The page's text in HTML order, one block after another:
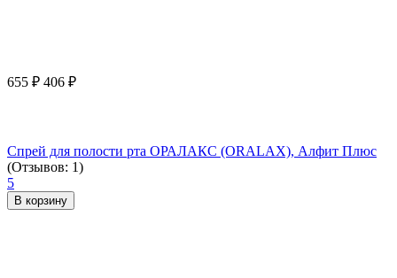
655 ₽ 406 ₽
Спрей для полости рта ОРАЛАКС (ORALAX), Алфит Плюс
(Отзывов: 1)
5
В корзину